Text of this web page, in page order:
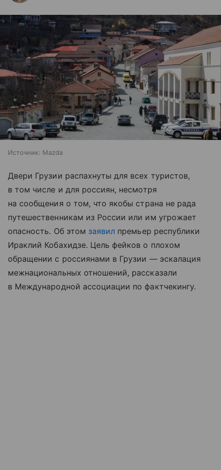
Источник: Mazda
Двери Грузии распахнуты для всех туристов,
в том числе и для россиян, несмотря
на сообщения о том, что якобы страна не рада
путешественникам из России или им угрожает
опасность. Об этом заявил премьер республики
Ираклий Кобахидзе. Цель фейков о плохом
обращении с россиянами в Грузии — эскалация
межнациональных отношений, рассказали
в Международной ассоциации по фактчекингу.